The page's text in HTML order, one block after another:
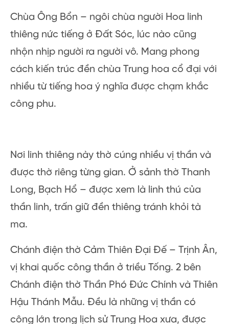
Trănghttps://exotrails.page.link/oZhd
Chùa Ông Bổn Sóc Trăng
Ngoài chùa của dân tộc Khmer, không thể
không kể đến chùa người Hoa ở Sóc Trăng.
nhộn nhịp người ra người vô. Mang phong
cách kiến trúc đền chùa Trung hoa cổ đại với
nhiều từ tiếng hoa ý nghĩa được chạm khắc
công phu.